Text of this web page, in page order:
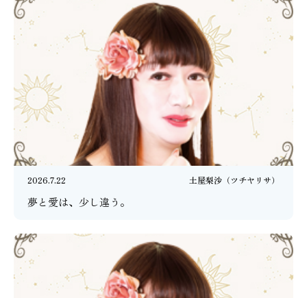
2026.7.22 土屋梨沙（ツチヤリサ）
夢と愛は、少し違う。